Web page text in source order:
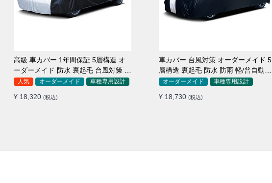
高級 車カバー 1年間保証 5層構造 オ
ーダーメイド 防水 裏起毛 台風対策 黄
砂対策 車種専用
人気 オーダーメイド 車種専用設計
¥ 18,320 (税込)
車カバー 台風対策 オーダーメイド 5
層構造 裏起毛 防水 防雨 軽/普自動車
SUV対応 おすすめ
オーダーメイド 車種専用設計
¥ 18,730 (税込)